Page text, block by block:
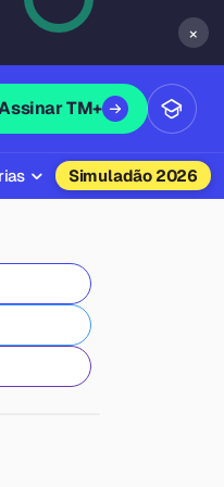
×
TM+
Simuladão 2026